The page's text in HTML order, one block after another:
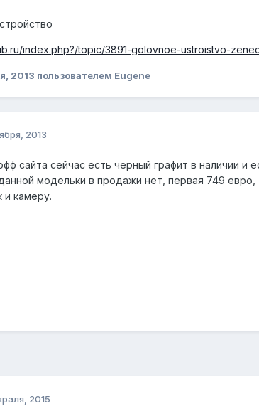
index.php?/topic/3891-golovnoe-ustroistvo-
2013 пользователем Eugene
2013
сайта сейчас есть черный графит в наличии и
модельки в продажи нет, первая 749 евро,
и камеру.
2015